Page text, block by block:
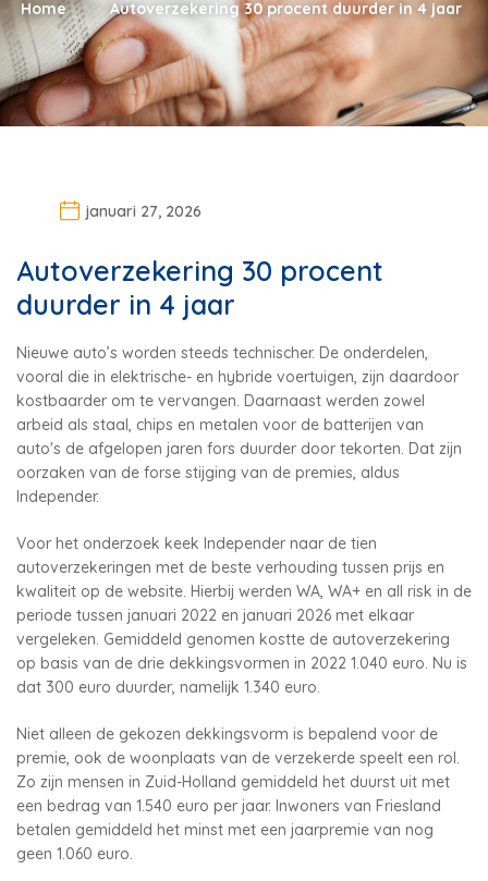
Home Autoverzekering 30 procent duurder in 4 jaar
januari 27, 2026
Autoverzekering 30 procent
duurder in 4 jaar
Nieuwe auto’s worden steeds technischer. De onderdelen,
vooral die in elektrische- en hybride voertuigen, zijn daardoor
kostbaarder om te vervangen. Daarnaast werden zowel
arbeid als staal, chips en metalen voor de batterijen van
auto's de afgelopen jaren fors duurder door tekorten. Dat zijn
oorzaken van de forse stijging van de premies, aldus
Independer.
Voor het onderzoek keek Independer naar de tien
autoverzekeringen met de beste verhouding tussen prijs en
kwaliteit op de website. Hierbij werden WA, WA+ en all risk in de
periode tussen januari 2022 en januari 2026 met elkaar
vergeleken. Gemiddeld genomen kostte de autoverzekering
op basis van de drie dekkingsvormen in 2022 1.040 euro. Nu is
dat 300 euro duurder, namelijk 1.340 euro.
Niet alleen de gekozen dekkingsvorm is bepalend voor de
premie, ook de woonplaats van de verzekerde speelt een rol.
Zo zijn mensen in Zuid-Holland gemiddeld het duurst uit met
een bedrag van 1.540 euro per jaar. Inwoners van Friesland
betalen gemiddeld het minst met een jaarpremie van nog
geen 1.060 euro.